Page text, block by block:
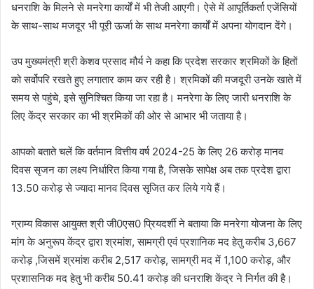
धनराशि के मिलने से मनरेगा कार्यों में भी तेजी आएगी। ऐसे में आपूर्तिकर्ता एजेंसियों
के साथ-साथ मजदूर भी पूरी ऊर्जा के साथ मनरेगा कार्यों में अपना योगदान देंगे।
उप मुख्यमंत्री श्री केशव प्रसाद मौर्य ने कहा कि प्रदेश सरकार श्रमिकों के हितों
को सर्वोपरि रखते हुए लगातार काम कर रही है। श्रमिकों की मजदूरी उनके खाते में
समय से पहुंचे, इसे सुनिश्चित किया जा रहा है। मनरेगा के लिए जारी धनराशि के
लिए केंद्र सरकार का भी श्रमिकों की ओर से आभार भी जताया है।
आपको बताते चलें कि वर्तमान वित्तीय वर्ष 2024-25 के लिए 26 करोड़ मानव
दिवस सृजन का लक्ष्य निर्धारित किया गया है, जिसके सापेक्ष अब तक प्रदेश द्वारा
13.50 करोड़ से ज्यादा मानव दिवस सृजित कर लिये गये हैं।
ग्राम्य विकास आयुक्त श्री जी0एस0 प्रियदर्शी ने बताया कि मनरेगा योजना के लिए
मांग के अनुरूप केंद्र द्वारा श्रमांश, सामग्री एवं प्रशानिक मद हेतु करीब 3,667
करोड़ ,जिसमें श्रमांश करीब 2,517 करोड़, सामग्री मद में 1,100 करोड़, और
प्रशासनिक मद हेतु भी करीब 50.41 करोड़ की धनराशि केंद्र ने निर्गत की है।